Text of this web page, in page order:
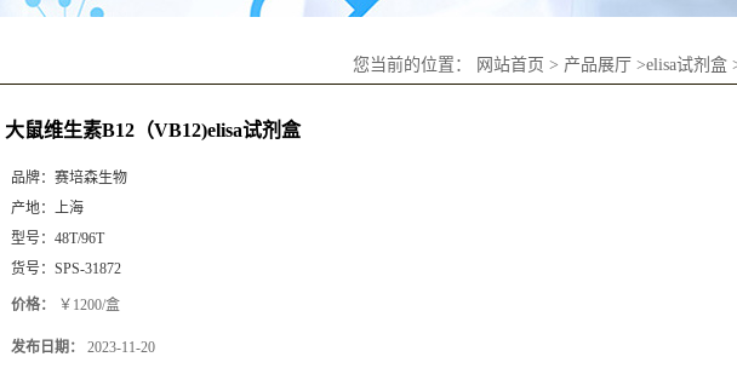
您当前的位置： 网站首页 > 产品展厅 >elisa试剂盒
大鼠维生素B12（VB12)elisa试剂盒
品牌： 赛培森生物
产地： 上海
型号： 48T/96T
货号： SPS-31872
价格： ￥1200/盒
发布日期： 2023-11-20